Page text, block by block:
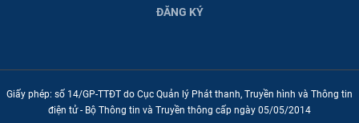
ĐĂNG KÝ
Giấy phép: số 14/GP-TTĐT do Cục Quản lý Phát thanh, Truyền hình và Thông tin
điện tử - Bộ Thông tin và Truyền thông cấp ngày 05/05/2014